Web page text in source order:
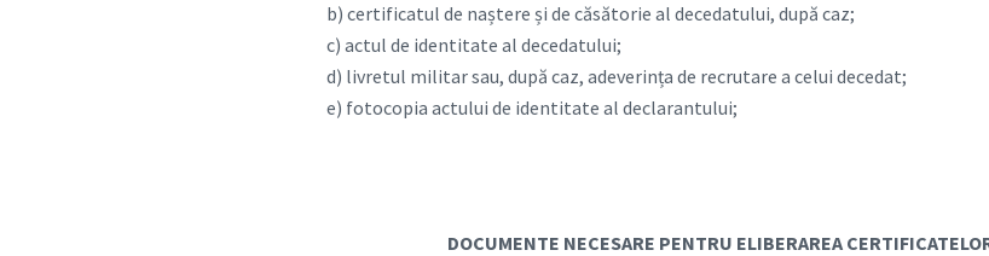
b) certificatul de naștere și de căsătorie al decedatului, după caz;
c) actul de identitate al decedatului;
d) livretul militar sau, după caz, adeverința de recrutare a celui decedat;
e) fotocopia actului de identitate al declarantului;
DOCUMENTE NECESARE PENTRU ELIBERAREA